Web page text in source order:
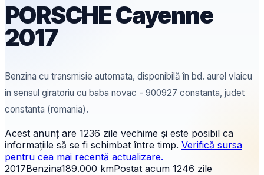
PORSCHECayenne
2017
Benzina cu transmisie automata, disponibilă în bd. aurel vlaicu
in sensul giratoriu cu baba novac - 900927 constanta, judet
constanta (romania).
Acest anunț are 1236 zile vechime și este posibil ca
informațiile să se fi schimbat între timp. Verifică sursa
pentru cea mai recentă actualizare.
2017Benzina189.000 kmPostat acum 1246 zile